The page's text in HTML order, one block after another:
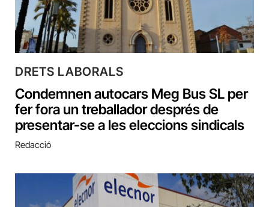
DRETS LABORALS
Condemnen autocars Meg Bus SL per
fer fora un treballador després de
presentar-se a les eleccions sindicals
Redacció